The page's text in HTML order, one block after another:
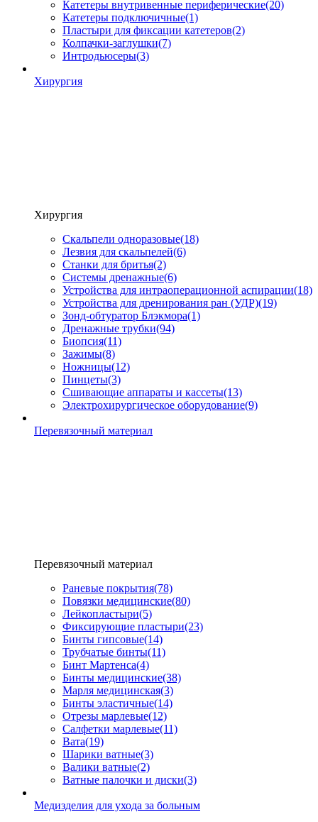
Катетеры внутривенные периферические(20)
Катетеры подключичные(1)
Пластыри для фиксации катетеров(2)
Колпачки-заглушки(7)
Интродьюсеры(3)
Хирургия
Хирургия
Скальпели одноразовые(18)
Лезвия для скальпелей(6)
Станки для бритья(2)
Системы дренажные(6)
Устройства для интраоперационной аспирации(18)
Устройства для дренирования ран (УДР)(19)
Зонд-обтуратор Блэкмора(1)
Дренажные трубки(94)
Биопсия(11)
Зажимы(8)
Ножницы(12)
Пинцеты(3)
Сшивающие аппараты и кассеты(13)
Электрохирургическое оборудование(9)
Перевязочный материал
Перевязочный материал
Раневые покрытия(78)
Повязки медицинские(80)
Лейкопластыри(5)
Фиксирующие пластыри(23)
Бинты гипсовые(14)
Трубчатые бинты(11)
Бинт Мартенса(4)
Бинты медицинские(38)
Марля медицинская(3)
Бинты эластичные(14)
Отрезы марлевые(12)
Салфетки марлевые(11)
Вата(19)
Шарики ватные(3)
Валики ватные(2)
Ватные палочки и диски(3)
Медизделия для ухода за больным